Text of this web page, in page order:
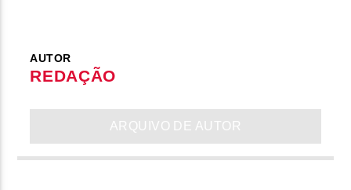
AUTOR
REDAÇÃO
ARQUIVO DE AUTOR